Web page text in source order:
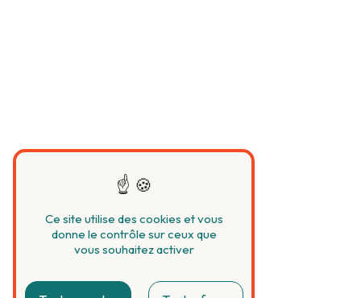
Ce site utilise des cookies et vous
donne le contrôle sur ceux que
vous souhaitez activer